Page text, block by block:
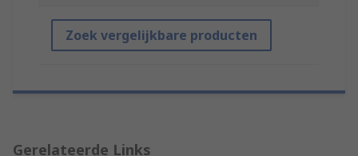
Zoek vergelijkbare producten
Gerelateerde Links